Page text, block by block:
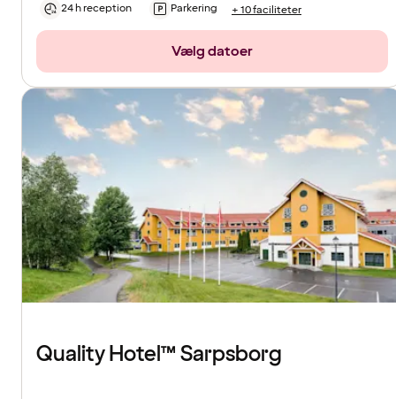
24 h reception Parkering + 10 faciliteter
Vælg datoer
Quality Hotel™ Sarpsborg